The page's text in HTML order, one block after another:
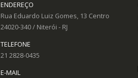
ENDEREÇO
Rua Eduardo Luiz Gomes, 13 Centro
24020-340/ Niterói - RJ
TELEFONE
21 2828-0435
E-MAIL